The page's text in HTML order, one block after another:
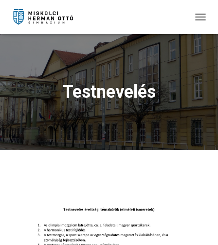
O
G
E
N
A
V
I
G
A
T
I
Testnevelés